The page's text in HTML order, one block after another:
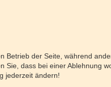
der Seite, während
dass bei einer
jederzeit ändern!